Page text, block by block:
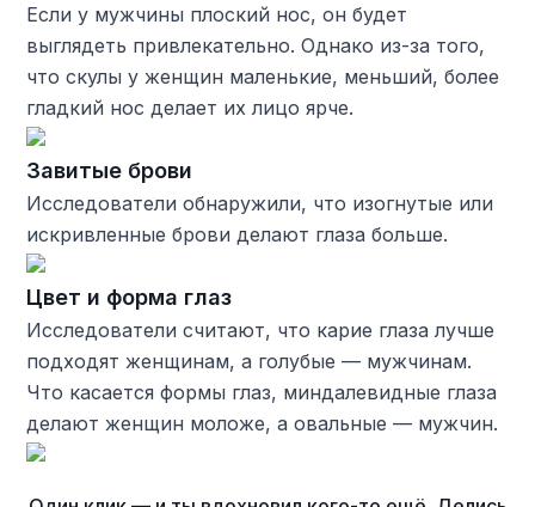
Если у мужчины плоский нос, он будет
выглядеть привлекательно. Однако из-за того,
что скулы у женщин маленькие, меньший, более
гладкий нос делает их лицо ярче.
Завитые брови
Исследователи обнаружили, что изогнутые или
искривленные брови делают глаза больше.
Цвет и форма глаз
Исследователи считают, что карие глаза лучше
подходят женщинам, а голубые — мужчинам.
Что касается формы глаз, миндалевидные глаза
делают женщин моложе, а овальные — мужчин.